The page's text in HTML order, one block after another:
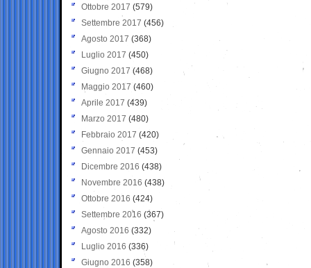
Ottobre 2017 (579)
Settembre 2017 (456)
Agosto 2017 (368)
Luglio 2017 (450)
Giugno 2017 (468)
Maggio 2017 (460)
Aprile 2017 (439)
Marzo 2017 (480)
Febbraio 2017 (420)
Gennaio 2017 (453)
Dicembre 2016 (438)
Novembre 2016 (438)
Ottobre 2016 (424)
Settembre 2016 (367)
Agosto 2016 (332)
Luglio 2016 (336)
Giugno 2016 (358)